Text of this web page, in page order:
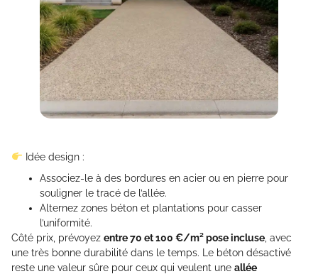
Idée design :
Associez-le à des bordures en acier ou en pierre pour
souligner le tracé de l’allée.
Alternez zones béton et plantations pour casser
l’uniformité.
Côté prix, prévoyez entre 70 et 100 €/m² pose incluse , avec
une très bonne durabilité dans le temps. Le béton désactivé
reste une valeur sûre pour ceux qui veulent une allée